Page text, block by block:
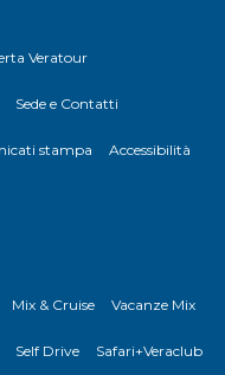
Veratour
Sede e Contatti
stampa Accessibilità
Mix & Cruise Vacanze Mix
Self Drive Safari+Veraclub